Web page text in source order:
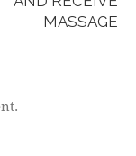
MASSAGE